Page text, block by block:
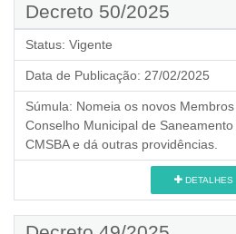
Decreto 50/2025
Status: Vigente
Data de Publicação: 27/02/2025
Súmula: Nomeia os novos
Conselho Municipal de
CMSBA e dá outras providências.
DETALHES